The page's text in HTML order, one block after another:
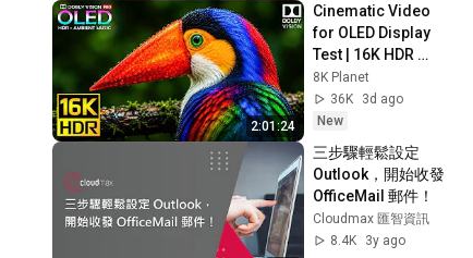
2:01:24
Cinematic Video
for OLED Display
Test | 16K HDR
240fps Dolby Vision
(4K Video • 8K
ULTRA HD TV)
8K Planet
36K
3d ago
New
三步驟輕鬆設定
Outlook，開始收發
OfficeMail 郵件！
Cloudmax 匯智資訊
8.4K
3y ago